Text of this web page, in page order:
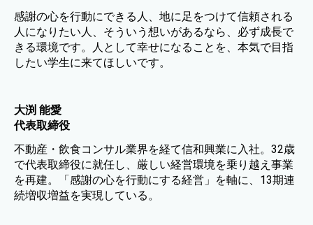
感謝の心を行動にできる人、地に足をつけて信頼される
人になりたい人、そういう想いがあるなら、必ず成長で
きる環境です。人として幸せになることを、本気で目指
したい学生に来てほしいです。
大渕 能愛
代表取締役
不動産・飲食コンサル業界を経て信和興業に入社。32歳
で代表取締役に就任し、厳しい経営環境を乗り越え事業
を再建。「感謝の心を行動にする経営」を軸に、13期連
続増収増益を実現している。